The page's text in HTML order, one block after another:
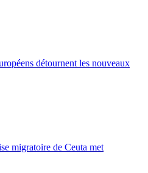
détournent les nouveaux
migratoire de Ceuta met